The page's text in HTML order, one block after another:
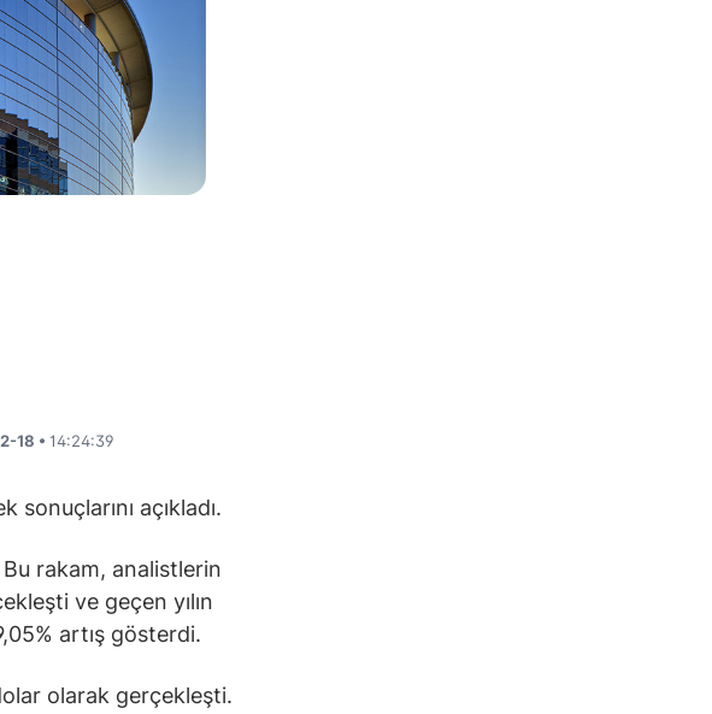
18 • 14:24:39
sonuçlarını açıkladı.
Bu rakam, analistlerin
ve geçen yılın
artış gösterdi.
olarak gerçekleşti.